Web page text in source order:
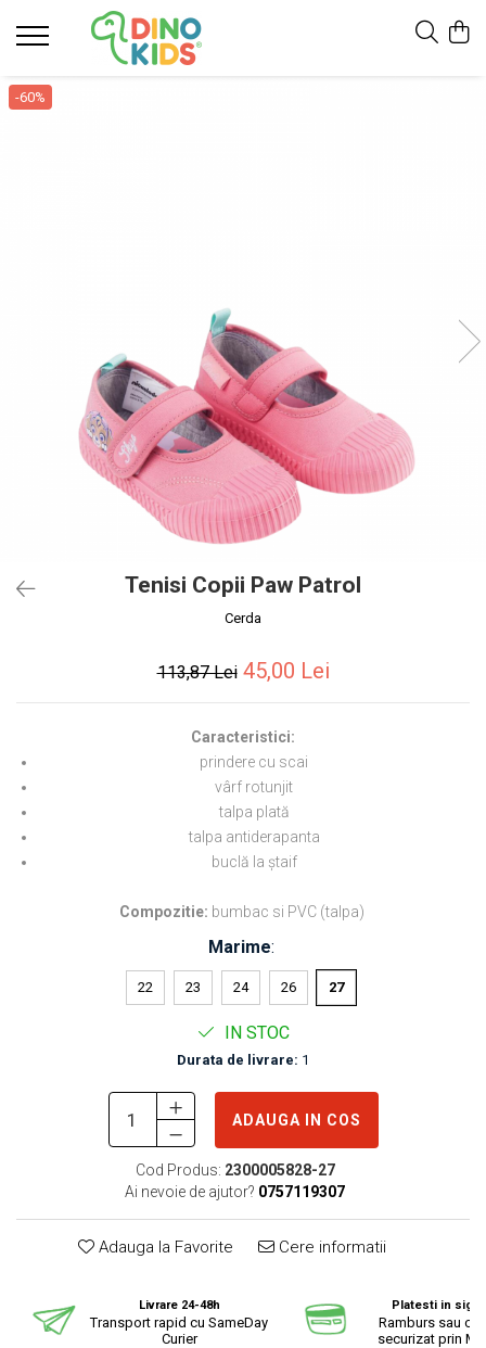
Suport clienti
-60%
Tenisi Copii Paw Patrol
Cerda
113,87 Lei 45,00 Lei
Caracteristici:
prindere cu scai
vârf rotunjit
talpa plată
talpa antiderapanta
buclă la ștaif
Compozitie: bumbac si PVC (talpa)
Marime:
22 23 24 26 27
IN STOC
Durata de livrare: 1
ADAUGA IN COS
Cod Produs: 2300005828-27
Ai nevoie de ajutor? 0757119307
Adauga la Favorite Cere informatii
Livrare 24-48h
Transport rapid cu SameDay
Curier
Platesti in
Ramburs sau cu
securizat prin